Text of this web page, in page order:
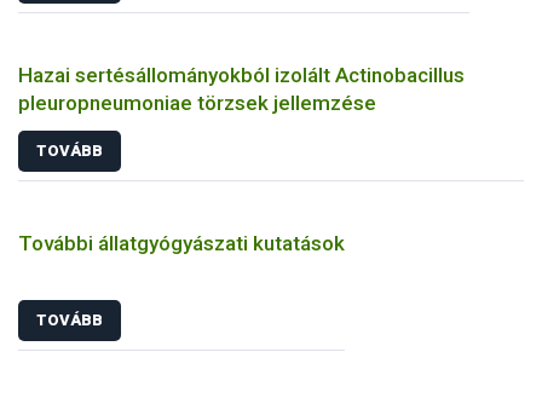
Hazai sertésállományokból izolált Actinobacillus
pleuropneumoniae törzsek jellemzése
TOVÁBB
További állatgyógyászati kutatások
TOVÁBB